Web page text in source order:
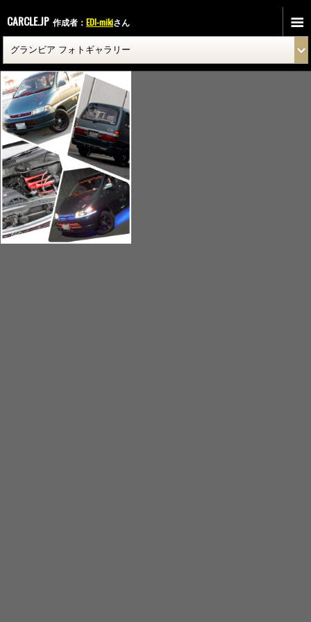
CARCLE.JP 作成者： EDI-mikiさん
2015-08-15-19-27-34_deco.jpg